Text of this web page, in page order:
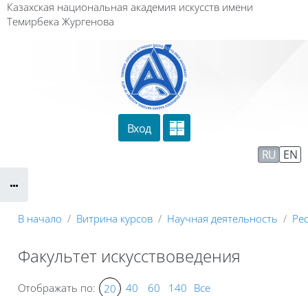
Перейти к основному содержанию
Казахская национальная академия искусств имени
Темирбека Жургенова
Вход
RU EN
В начало Витрина курсов Научная деятельность
Факультет искусствоведения
Отображать по: 20 40 60 140 Все